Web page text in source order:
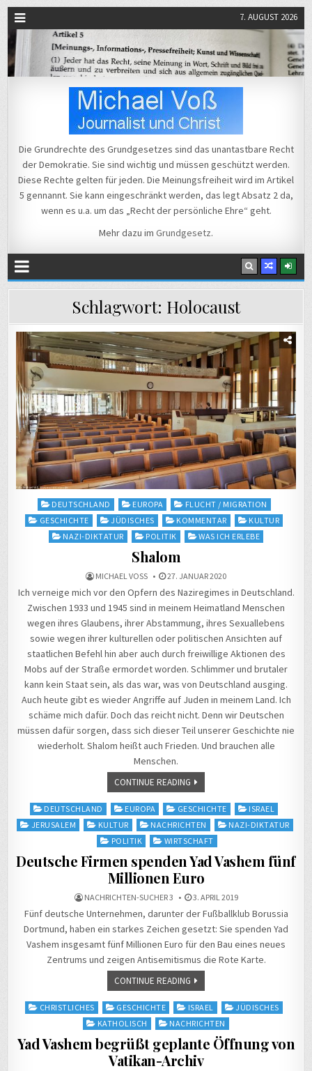
7. AUGUST 2026
Michael Voß
Die Grundrechte des Grundgesetzes sind das unantastbare Recht
der Demokratie. Sie sind wichtig und müssen geschützt werden.
Diese Rechte gelten für jeden. Die Meinungsfreiheit wird im Artikel
5 gennannt. Sie kann eingeschränkt werden, das legt Absatz 2 da,
wenn es u.a. um das „Recht der persönliche Ehre“ geht.
Mehr dazu im Grundgesetz.
Schlagwort: Holocaust
Posted
in
DEUTSCHLAND EUROPA
FLUCHT / MIGRATION
GESCHICHTE
JÜDISCHES KOMMENTAR
KULTUR
NAZI-DIKTATUR
POLITIK WAS ICH ERLEBE
Shalom
MICHAEL VOSS 27. JANUAR 2020
Ich verneige mich vor den Opfern des Naziregimes in Deutschland.
Zwischen 1933 und 1945 sind in meinem Heimatland Menschen
wegen ihres Glaubens, ihrer Abstammung, ihres Sexuallebens
sowie wegen ihrer kulturellen oder politischen Ansichten auf
staatlichen Befehl hin aber auch durch freiwillige Aktionen des
Mobs auf der Straße ermordet worden. Schlimmer und brutaler
kann kein Staat sein, als das war, was von Deutschland ausging.
Auch heute gibt es wieder Angriffe auf Juden in meinem Land. Ich
schäme mich dafür. Doch das reicht nicht. Denn wir Deutschen
müssen dafür sorgen, dass sich dieser Teil unserer Geschichte nie
wiederholt. Shalom heißt auch Frieden. Und brauchen alle
Menschen.
CONTINUE READING
Posted
in
DEUTSCHLAND EUROPA GESCHICHTE
ISRAEL
JERUSALEM
KULTUR NACHRICHTEN
NAZI-DIKTATUR
POLITIK
WIRTSCHAFT
Deutsche Firmen spenden Yad Vashem fünf
Millionen Euro
NACHRICHTEN-SUCHER 3 3. APRIL 2019
Fünf deutsche Unternehmen, darunter der Fußballklub Borussia
Dortmund, haben ein starkes Zeichen gesetzt: Sie spenden Yad
Vashem insgesamt fünf Millionen Euro für den Bau eines neues
Zentrums und zeigen Antisemitismus die Rote Karte.
CONTINUE READING
PostedCHRISTLICHES GESCHICHTE ISRAEL
JÜDISCHES
KATHOLISCH
NACHRICHTEN
Yad Vashem begrüßt geplante Öffnung von
Vatikan-Archiv